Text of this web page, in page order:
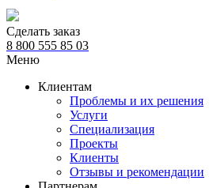
Сделать заказ
8 800 555 85 03
Меню
Клиентам
Проблемы и их решения
Услуги
Специализация
Проекты
Клиенты
Отзывы и рекомендации